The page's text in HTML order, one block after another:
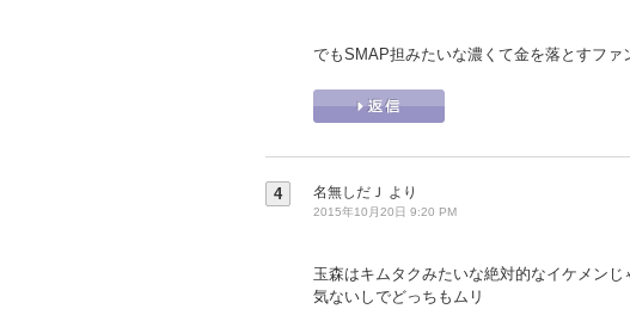
でもSMAP担みたいな濃くて金を落とすフ
4 名無しだＪ より
2015年10月20日 9:20 PM
玉森はキムタクみたいな絶対的なイケメン
気ないしでどっちもムリ